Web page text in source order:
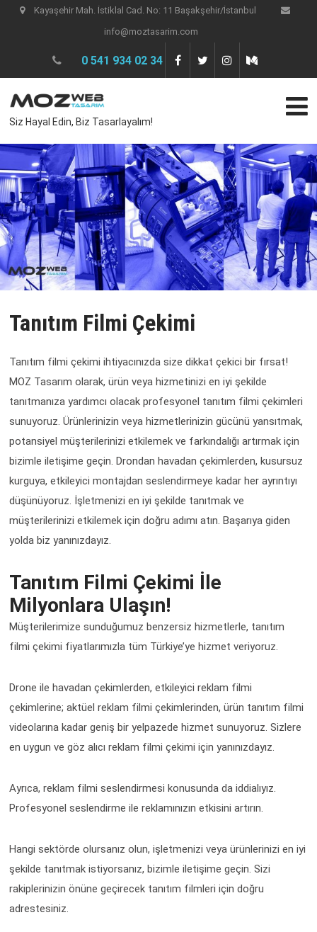
Kayaşehir Mah. İstiklal Cad. No: 11 Başakşehir/İstanbul
info@moztasarim.com
0 541 934 02 34
Siz Hayal Edin, Biz Tasarlayalım!
Tanıtım Filmi Çekimi
Tanıtım filmi çekimi ihtiyacınızda size dikkat çekici bir fırsat!
MOZ Tasarım olarak, ürün veya hizmetinizi en iyi şekilde
tanıtmanıza yardımcı olacak profesyonel tanıtım filmi çekimleri
sunuyoruz. Ürünlerinizin veya hizmetlerinizin gücünü yansıtmak,
potansiyel müşterilerinizi etkilemek ve farkındalığı artırmak için
bizimle iletişime geçin. Drondan havadan çekimlerden, kusursuz
kurguya, etkileyici montajdan seslendirmeye kadar her ayrıntıyı
düşünüyoruz. İşletmenizi en iyi şekilde tanıtmak ve
müşterilerinizi etkilemek için doğru adımı atın. Başarıya giden
yolda biz yanınızdayız.
Tanıtım Filmi Çekimi İle
Milyonlara Ulaşın!
Müşterilerimize sunduğumuz benzersiz hizmetlerle, tanıtım
filmi çekimi fiyatlarımızla tüm Türkiye’ye hizmet veriyoruz.
Drone ile havadan çekimlerden, etkileyici reklam filmi
çekimlerine; aktüel reklam filmi çekimlerinden, ürün tanıtım filmi
videolarına kadar geniş bir yelpazede hizmet sunuyoruz. Sizlere
en uygun ve göz alıcı reklam filmi çekimi için yanınızdayız.
Ayrıca, reklam filmi seslendirmesi konusunda da iddialıyız.
Profesyonel seslendirme ile reklamınızın etkisini artırın.
Hangi sektörde olursanız olun, işletmenizi veya ürünlerinizi en iyi
şekilde tanıtmak istiyorsanız, bizimle iletişime geçin. Sizi
rakiplerinizin önüne geçirecek tanıtım filmleri için doğru
adrestesiniz.